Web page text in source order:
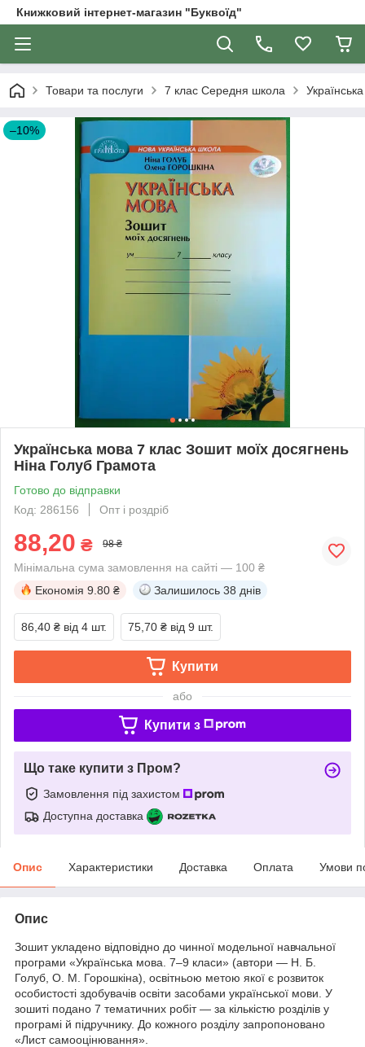
Книжковий інтернет-магазин "Буквоїд"
Товари та послуги 7 клас Середня школа
–10%
Українська мова 7 клас Зошит моїх досягнень
Ніна Голуб Грамота
Готово до відправки
Код: 286156
Опт і роздріб
88,20 ₴ 98 ₴
Мінімальна сума замовлення на сайті — 100 ₴
Економія 9.80 ₴ Залишилось 38 днів
86,40 ₴ від 4 шт. 75,70 ₴ від 9 шт.
Купити
або
Купити з
Що таке купити з Пром?
Замовлення під захистом
Доступна доставка
Опис Характеристики Доставка Оплата Умови
Опис
Зошит укладено відповідно до чинної модельної навчальної
програми «Українська мова. 7–9 класи» (автори — Н. Б.
Голуб, О. М. Горошкіна), освітньою метою якої є розвиток
особистості здобувачів освіти засобами української мови. У
зошиті подано 7 тематичних робіт — за кількістю розділів у
програмі й підручнику. До кожного розділу запропоновано
«Лист самооцінювання».